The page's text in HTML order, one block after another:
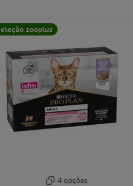
zooplus
4 opções